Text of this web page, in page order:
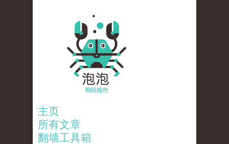
主页
所有文章
翻墙工具箱